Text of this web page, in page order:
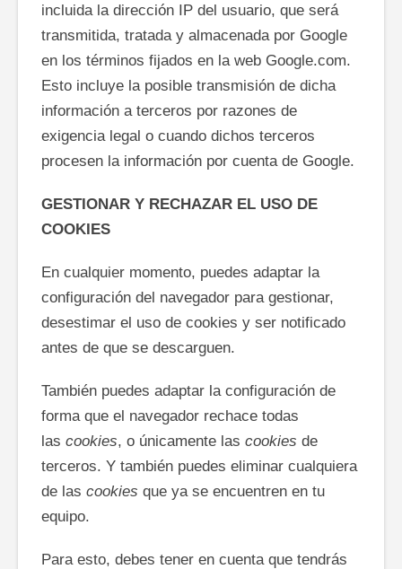
incluida la dirección IP del usuario, que será
transmitida, tratada y almacenada por Google
en los términos fijados en la web Google.com.
Esto incluye la posible transmisión de dicha
información a terceros por razones de
exigencia legal o cuando dichos terceros
procesen la información por cuenta de Google.
GESTIONAR Y RECHAZAR EL USO DE
COOKIES
En cualquier momento, puedes adaptar la
configuración del navegador para gestionar,
desestimar el uso de cookies y ser notificado
antes de que se descarguen.
También puedes adaptar la configuración de
forma que el navegador rechace todas
las cookies, o únicamente las cookies de
terceros. Y también puedes eliminar cualquiera
de las cookies que ya se encuentren en tu
equipo.
Para esto, debes tener en cuenta que tendrás